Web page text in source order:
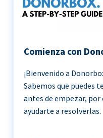
Comienza con
¡Bienvenido a
Sabemos que puedes
antes de empezar,
ayudarte a resolverlas.